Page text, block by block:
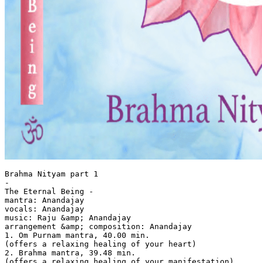
Brahma Nityam part 1
-
The Eternal Being -
mantra: Anandajay
vocals: Anandajay
music: Raju &amp; Anandajay
arrangement &amp; composition: Anandajay
1. Om Purnam mantra, 40.00 min.
(offers a relaxing healing of your heart)
2. Brahma mantra, 39.48 min.